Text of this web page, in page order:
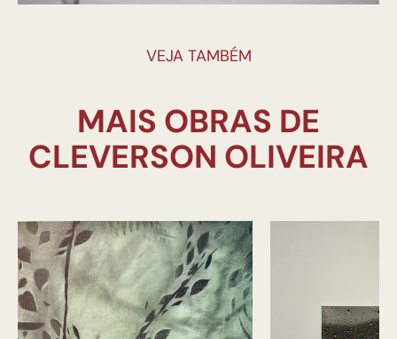
VEJA TAMBÉM
MAIS OBRAS DE